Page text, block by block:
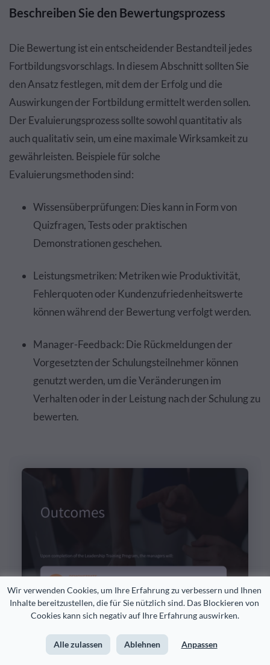
Wir verwenden Cookies, um Ihre Erfahrung zu verbessern und Ihnen
Inhalte bereitzustellen, die für Sie nützlich sind. Das Blockieren von
Cookies kann sich negativ auf Ihre Erfahrung auswirken.
Alle zulassen Ablehnen Anpassen
Beschreiben Sie den Bewertungsprozess
Die Bewertung ist ein entscheidender Bestandteil jedes
Fortbildungsvorschlags. In diesem Abschnitt sollten Sie
den Ansatz festlegen, mit dem der Erfolg und die
Auswirkungen der Fortbildung ermittelt werden sollen.
Der Evaluierungsprozess sollte sowohl quantitativ als
auch qualitativ sein, um eine maximale Wirksamkeit zu
gewährleisten. Beispiele für solche
Evaluierungsmethoden sind:
Wissensüberprüfungen: Dies kann in Form von
Quizfragen, Tests oder praktischen
Demonstrationen geschehen.
Leistungsmetriken: Metriken wie Produktivität,
Fehlerquoten oder Kundenzufriedenheitswerte
können während der Bewertung verfolgt werden.
Manager-Feedback: Die Rückmeldungen der
Vorgesetzten der Schulungsteilnehmer können
genutzt werden, um die Veränderungen im
Verhalten oder in der Leistung nach der Schulung zu
bewerten.